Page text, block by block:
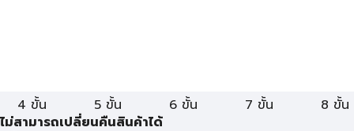
4 ขั้น 5 ขั้น 6 ขั้น 7 ขั้น
8 ขั้น
ไม่สามารถเปลี่ยนคืนสินค้าได้